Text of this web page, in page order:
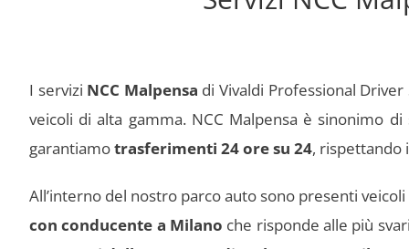
I servizi NCC Malpensa di Vivaldi Professional
veicoli di alta gamma. NCC Malpensa è sinonimo
garantiamotrasferimenti 24 ore su 24, rispettando
All’interno del nostro parco auto sono presenti
con conducente a Milano che risponde alle più